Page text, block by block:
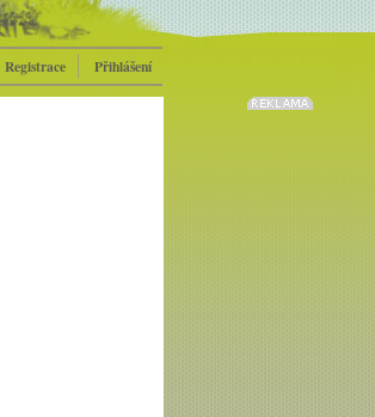
Registrace Přihlášení